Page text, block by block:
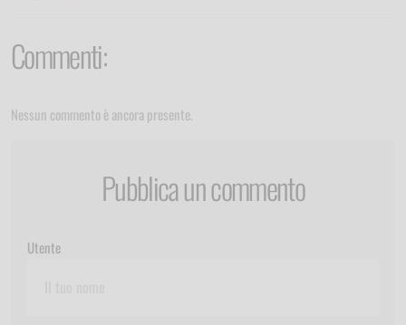
Commenti:
Nessun commento è ancora presente.
Pubblica un commento
Utente